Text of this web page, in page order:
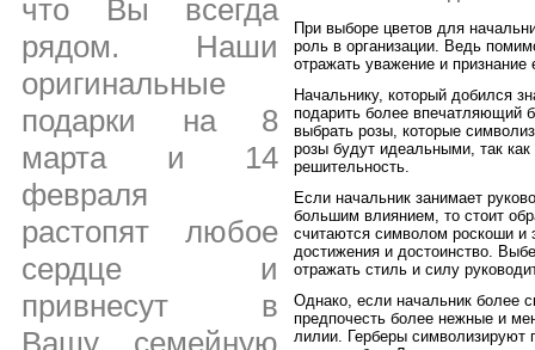
что Вы всегда
рядом. Наши
оригинальные
подарки на 8
марта и 14
февраля
растопят любое
сердце и
привнесут в
Вашу семейную
При выборе цветов для
роль в организации. Ведь
отражать уважение и
Начальнику, который добился
подарить более впечатляющий
выбрать розы, которые
розы будут идеальными, так
решительность.
Если начальник занимает
большим влиянием, то стоит
считаются символом роскоши и
достижения и достоинство.
отражать стиль и силу
Однако, если начальник более
предпочесть более нежные и
лилии. Герберы символизируют